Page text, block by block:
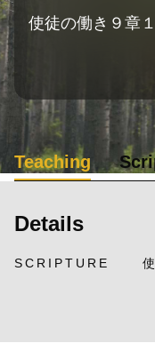
使徒の働き９章
Teaching
Details
SCRIPTURE